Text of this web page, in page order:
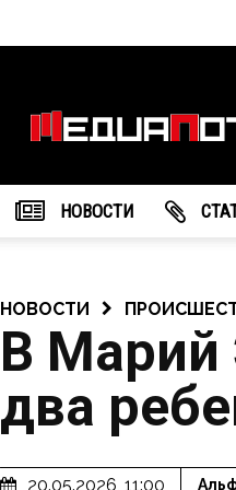
НОВОСТИ
НОВОСТИ
В Марий
два
20.05.2026, 11:00